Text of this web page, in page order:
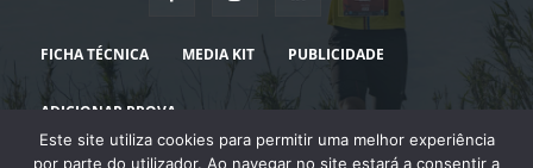
FICHA TÉCNICA MEDIA KIT PUBLICIDADE
ADICIONAR PROVA
© Copyright - Correr Por Prazer 2008 - 2026
Este site utiliza cookies para permitir uma melhor experiência
por parte do utilizador. Ao navegar no site estará a consentir a